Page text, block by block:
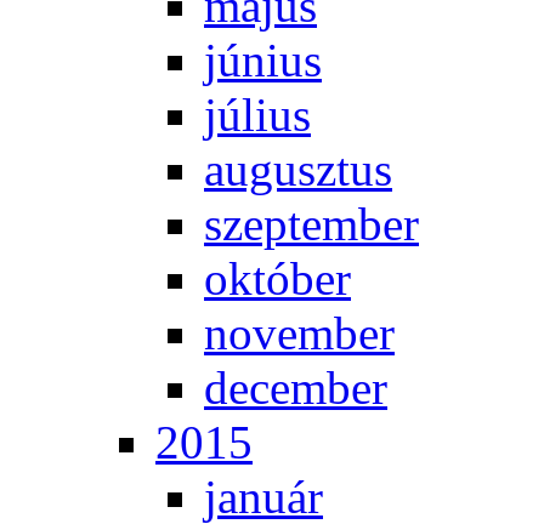
jú­ni­us
jú­li­us
au­gusz­tus
szep­tem­ber
ok­tó­ber
no­vem­ber
de­cem­ber
2015
ja­nu­ár